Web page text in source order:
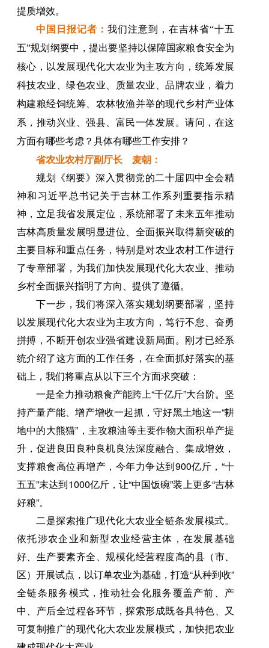
提质增效。
中国日报记者 ： 我们注意到，在吉林省“十五
五”规划纲要中，提出要坚持以保障国家粮食安全为
核心，以发展现代化大农业为主攻方向，统筹发展
科技农业、绿色农业、质量农业、品牌农业，着力
构建粮经饲统筹、农林牧渔并举的现代乡村产业体
系，推动兴业、强县、富民一体发展。请问，在这
方面有哪些考虑？具体有哪些工作安排？
省农业农村厅副厅长 麦朝：
规划《纲要》深入贯彻党的二十届四中全会精
神和习近平总书记关于吉林工作系列重要指示精
神，立足我省发展定位，系统部署了未来五年推动
吉林高质量发展明显进位、全面振兴取得新突破的
主要目标和重点任务，特别是对农业农村工作进行
了专章部署，为我们加快发展现代化大农业、推动
乡村全面振兴指明了方向、提供了遵循。
下一步，我们将深入落实规划纲要部署，坚持
以发展现代化大农业为主攻方向，笃行不怠、奋勇
拼搏，不断开创农业强省建设新局面。刚才已经系
统介绍了这方面的工作任务，在全面抓好落实的基
础上，我们将重点从以下三个方面求突破：
一是全力推动粮食产能跨上“千亿斤”大台阶。坚
持产量产能、增产增收一起抓，守好黑土地这一“耕
地中的大熊猫”，主攻粮油等主要作物大面积单产提
升，促进良田良种良机良法深度融合、集成增效，
支撑粮食高位再增产，今年力争达到900亿斤，“十
五五”末达到1000亿斤，让“中国饭碗”装上更多“吉林
好粮”。
二是探索推广现代化大农业全链条发展模式。
依托涉农企业和新型农业经营主体，在发展基础
好、生产要素齐全、规模化经营程度高的县（市、
区）开展试点，以订单农业为基础，打造“从种到收”
全链条服务模式，推动社会化服务覆盖产前、产
中、产后全过程各环节，探索形成既各具特色、又
可复制推广的现代化大农业发展模式，加快把农业